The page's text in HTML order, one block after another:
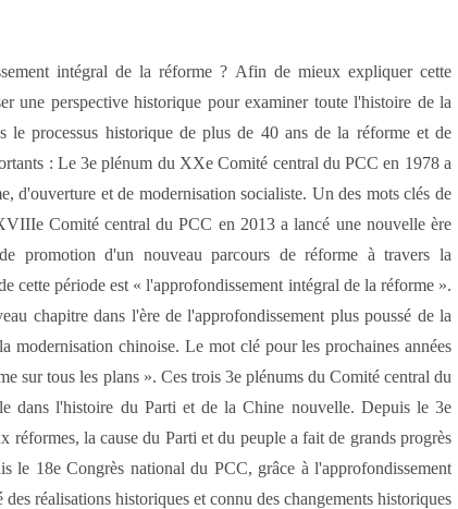
intégral de la réforme ? Afin de mieux expliquer cette
une perspective historique pour examiner toute l'histoire de la
processus historique de plus de 40 ans de la réforme et de
: Le 3e plénum du XXe Comité central du PCC en 1978 a
d'ouverture et de modernisation socialiste. Un des mots clés de
Comité central du PCC en 2013 a lancé une nouvelle ère
promotion d'un nouveau parcours de réforme à travers la
cette période est « l'approfondissement intégral de la réforme ».
chapitre dans l'ère de l'approfondissement plus poussé de la
modernisation chinoise. Le mot clé pour les prochaines années
sur tous les plans ». Ces trois 3e plénums du Comité central du
dans l'histoire du Parti et de la Chine nouvelle. Depuis le 3e
la cause du Parti et du peuple a fait de grands progrès
le 18e Congrès national du PCC, grâce à l'approfondissement
réalisations historiques et connu des changements historiques